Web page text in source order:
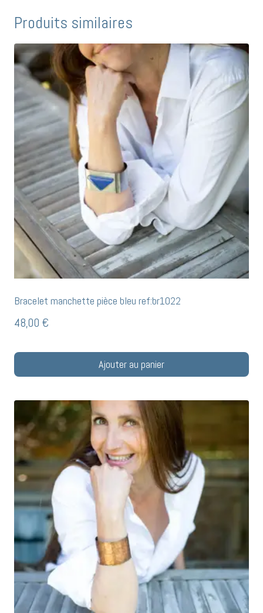
Produits similaires
Bracelet manchette pièce bleu ref:br1022
48,00 €
Ajouter au panier